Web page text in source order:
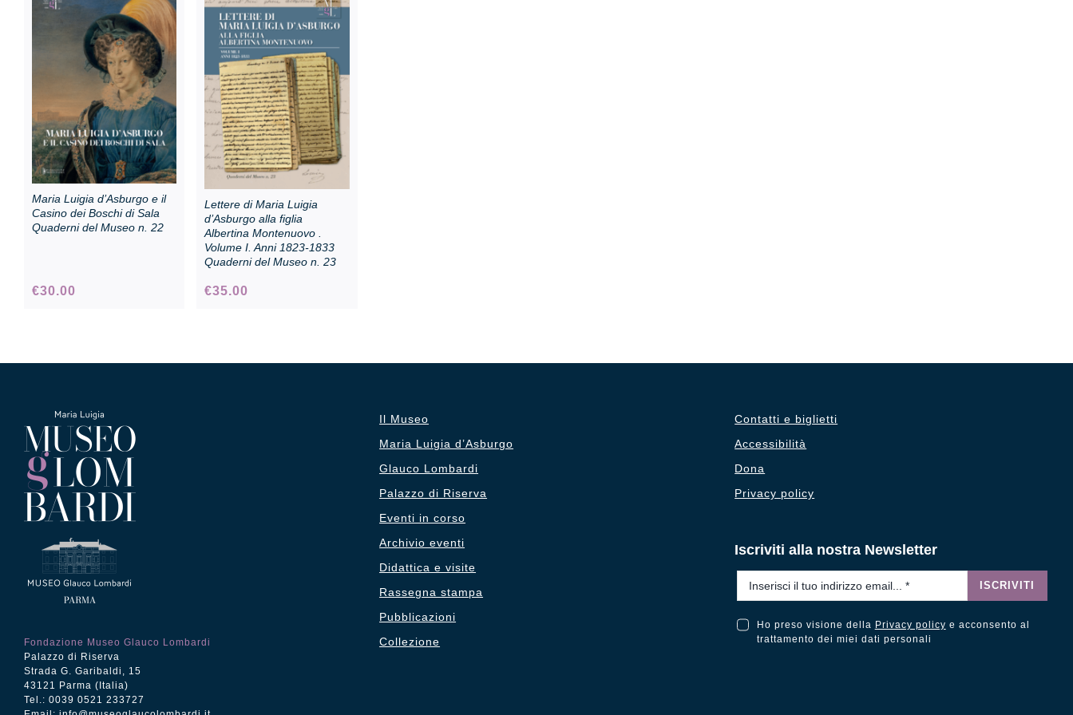
Sala Maria Luigia
Maria Luigia d’Asburgo e il
Casino dei Boschi di Sala
Quaderni del Museo n. 22
€30.00
Lettere di Maria Luigia
d’Asburgo alla figlia
Albertina Montenuovo .
Volume I. Anni 1823-1833
Quaderni del Museo n. 23
€35.00
Fondazione Museo Glauco Lombardi
Palazzo di Riserva
Strada G. Garibaldi, 15
43121 Parma (Italia)
Tel.: 0039 0521 233727
Il Museo
Maria Luigia d’Asburgo
Glauco Lombardi
Palazzo di Riserva
Eventi in corso
Archivio eventi
Didattica e visite
Rassegna stampa
Pubblicazioni
Collezione
Contatti e biglietti
Accessibilità
Dona
Privacy policy
Iscriviti alla nostra Newsletter
ISCRIVITI
Ho preso visione della Privacy policy e acconsento al
trattamento dei miei dati personali